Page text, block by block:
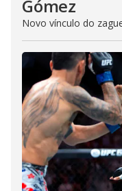
Gómez
Novo vínculo do